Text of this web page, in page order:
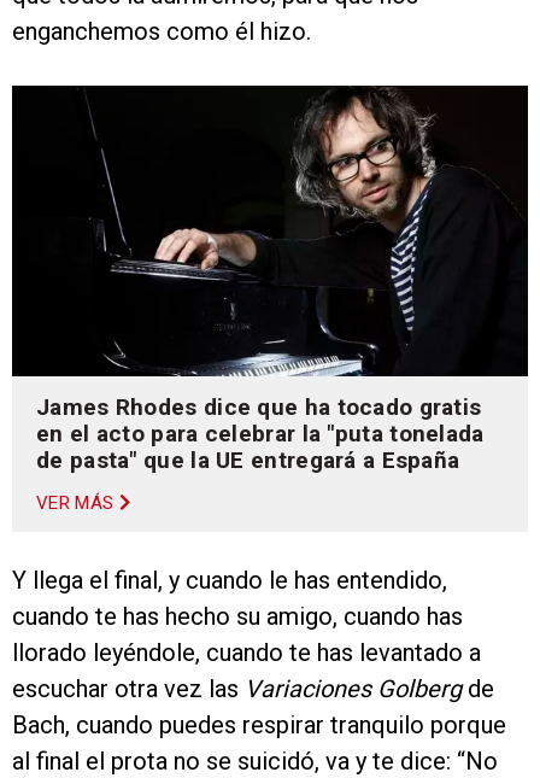
enganchemos como él hizo.
James Rhodes dice que ha tocado gratis
en el acto para celebrar la "puta tonelada
de pasta" que la UE entregará a España
VER MÁS
Y llega el final, y cuando le has entendido,
cuando te has hecho su amigo, cuando has
llorado leyéndole, cuando te has levantado a
escuchar otra vez las Variaciones Golbergde
Bach, cuando puedes respirar tranquilo porque
al final el prota no se suicidó, va y te dice: “No